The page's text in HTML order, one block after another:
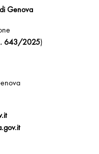
Genova
643/2025)